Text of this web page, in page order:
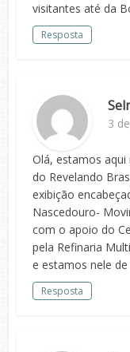
visitantes até da
Resposta
3
Olá, estamos
do Revelando
exibição
Nascedouro-
com o apoio do
pela Refinaria
e estamos nele de
Resposta